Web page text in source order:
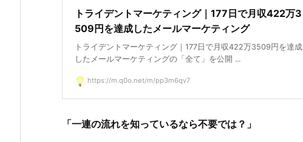
トライデントマーケティング｜177日で月収422万3
509円を達成したメールマーケティング
トライデントマーケティング｜177日で月収422万3509円を達成
したメールマーケティングの「全て」を公開 ...
https://m.q0o.net/m/pp3m6qv7
「一連の流れを知っているなら不要では？」